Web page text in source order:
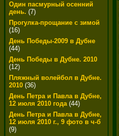
Один пасмурный осенний
день. (7)
Прогулка-прощание с зимой
(16)
День Победы-2009 в Дубне
(44)
День Победы в Дубне. 2010
(12)
Пляжный волейбол в Дубне.
2010 (36)
День Петра и Павла в Дубне,
12 июля 2010 года(44)
День Петра и Павла в Дубне,
12 июля 2010 г., 9 фото в ч-б
(9)